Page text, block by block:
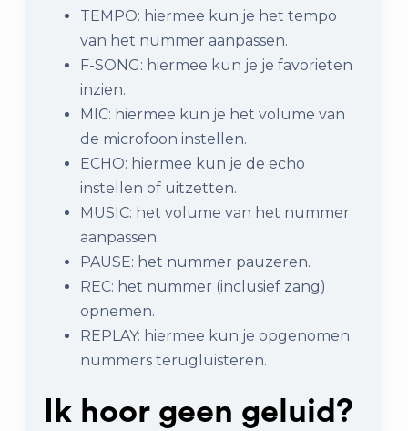
TEMPO: hiermee kun je het tempo
van het nummer aanpassen.
F-SONG: hiermee kun je je favorieten
inzien.
MIC: hiermee kun je het volume van
de microfoon instellen.
ECHO: hiermee kun je de echo
instellen of uitzetten.
MUSIC: het volume van het nummer
aanpassen.
PAUSE: het nummer pauzeren.
REC: het nummer (inclusief zang)
opnemen.
REPLAY: hiermee kun je opgenomen
nummers terugluisteren.
Ik hoor geen geluid?